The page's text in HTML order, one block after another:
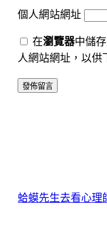
個人網站網址
在瀏覽器中儲
人網站網址，以供
蛤蟆先生去看心理